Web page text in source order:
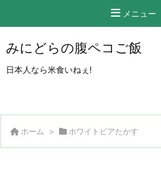
メニュー
みにどらの腹ペコご飯
日本人なら米食いねぇ!
ホーム > ホワイトピアたかす